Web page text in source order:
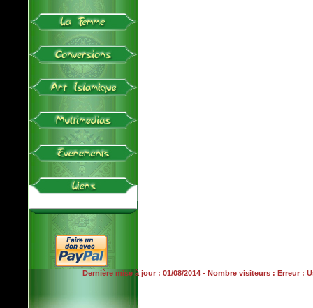
Dernière mise à jour : 01/08/2014 - Nombre visiteurs : Erreur